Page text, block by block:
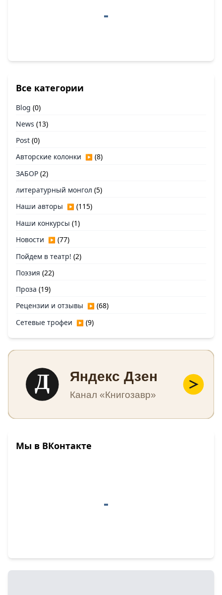
Все категории
Blog (0)
News (13)
Post (0)
Авторские колонки ▶ (8)
ЗАБОР (2)
литературный монгол (5)
Наши авторы ▶ (115)
Наши конкурсы (1)
Новости ▶ (77)
Пойдем в театр! (2)
Поэзия (22)
Проза (19)
Рецензии и отзывы ▶ (68)
Сетевые трофеи ▶ (9)
Д Яндекс Дзен
Канал «Книгозавр»
Мы в ВКонтакте